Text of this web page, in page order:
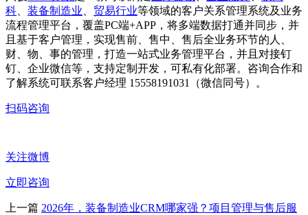
科
装备制造业 贸易行业等领域的客户关系管理系统及业务
流程管理平台，覆盖PC端+APP，将多端数据打通并同步，并
且基于客户管理，实现售前、售中、售后全业务环节的人、
财、物、事的管理，打造一站式业务管理平台，并且对接钉
钉、企业微信等，支持定制开发，可私有化部署。咨询合作和
了解系统可联系客户经理 15558191031（微信同号）。
扫码咨询
关注微博
立即咨询
上一篇 2026年，装备制造业CRM哪家强？项目管理与售后服